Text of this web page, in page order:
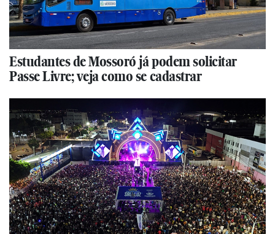
Estudantes de Mossoró já podem solicitar
Passe Livre; veja como se cadastrar